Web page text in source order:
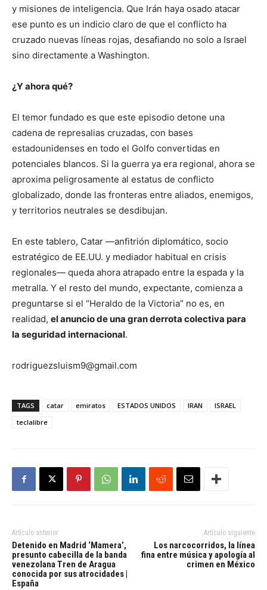
y misiones de inteligencia. Que Irán haya osado atacar
ese punto es un indicio claro de que el conflicto ha
cruzado nuevas líneas rojas, desafiando no solo a Israel
sino directamente a Washington.
¿Y ahora qué?
El temor fundado es que este episodio detone una
cadena de represalias cruzadas, con bases
estadounidenses en todo el Golfo convertidas en
potenciales blancos. Si la guerra ya era regional, ahora se
aproxima peligrosamente al estatus de conflicto
globalizado, donde las fronteras entre aliados, enemigos,
y territorios neutrales se desdibujan.
En este tablero, Catar —anfitrión diplomático, socio
estratégico de EE.UU. y mediador habitual en crisis
regionales— queda ahora atrapado entre la espada y la
metralla. Y el resto del mundo, expectante, comienza a
preguntarse si el “Heraldo de la Victoria” no es, en
realidad, el anuncio de una gran derrota colectiva para
la seguridad internacional.
rodriguezsluism9@gmail.com
TAGS catar emiratos ESTADOS UNIDOS IRAN
ISRAEL
teclalibre
Artículo anterior
Detenido en Madrid ‘Mamera’,
presunto cabecilla de la banda
venezolana Tren de Aragua
conocida por sus atrocidades |
España
Artículo siguiente
Los narcocorridos, la línea
fina entre música y apología al
crimen en México